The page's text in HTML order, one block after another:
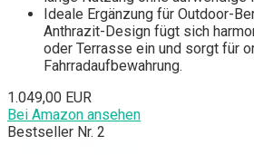
Ideale Ergänzung für Outdoor-
Anthrazit-Design fügt sich
oder Terrasse ein und sorgt für
Fahrradaufbewahrung.
1.049,00 EUR
Bei Amazon ansehen
Bestseller Nr. 2